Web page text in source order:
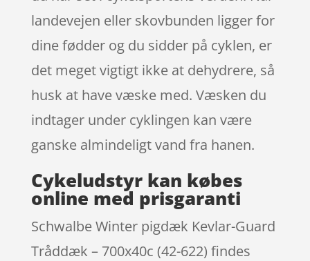
landevejen eller skovbunden ligger for
dine fødder og du sidder på cyklen, er
det meget vigtigt ikke at dehydrere, så
husk at have væske med. Væsken du
indtager under cyklingen kan være
ganske almindeligt vand fra hanen.
Cykeludstyr kan købes
online med prisgaranti
Schwalbe Winter pigdæk Kevlar-Guard
Tråddæk – 700x40c (42-622) findes